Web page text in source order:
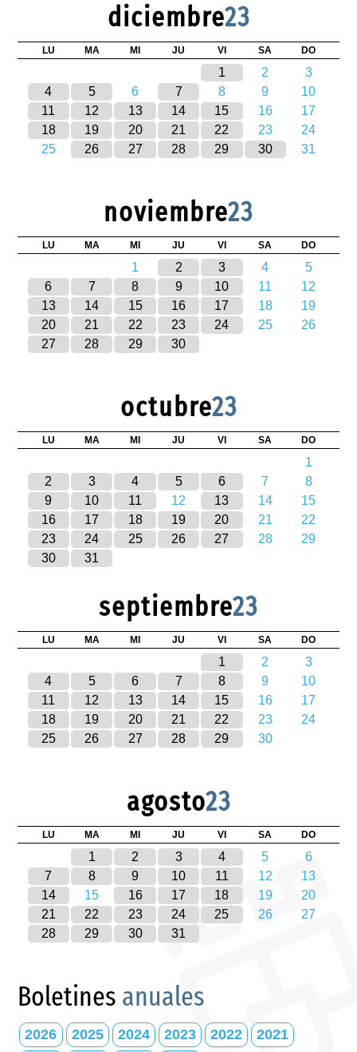
diciembre23
LU MA MI JU VI SA DO
1 2
3
4
5 6 7 8 9
10
11
12 13 14 15 16
17
18
19 20 21 22 23
24
25
26 27 28 29 30 31
noviembre23
LU MA MI JU VI SA DO
1 2 3 4
5
6
7 8 9 10 11
12
13
14 15 16 17 18
19
20
21 22 23 24 25
26
27
28 29 30
octubre23
LU MA MI JU VI SA DO
1
2
3 4 5 6 7
8
9
10 11 12 13 14
15
16
17 18 19 20 21
22
23
24 25 26 27 28
29
30
31
septiembre23
LU MA MI JU VI SA DO
1 2
3
4
5 6 7 8 9
10
11
12 13 14 15 16
17
18
19 20 21 22 23
24
25
26 27 28 29 30
agosto23
LU MA MI JU VI SA DO
1 2 3 4 5
6
7
8 9 10 11 12
13
14
15 16 17 18 19
20
21
22 23 24 25 26
27
28
29 30 31
Boletines anuales
2026 2025 2024 2023 2022 2021